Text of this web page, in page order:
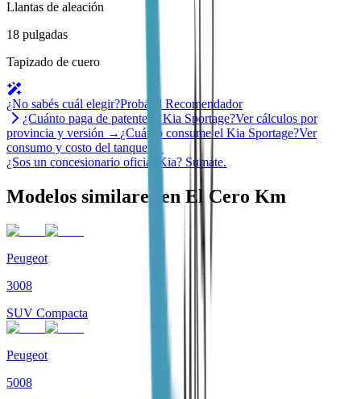
Llantas de aleación
18 pulgadas
Tapizado de cuero
¿No sabés cuál elegir?Probá el Recomendador
¿Cuánto paga de patente el Kia Sportage?Ver cálculos por
provincia y versión → ¿Cuánto consume el Kia Sportage?Ver
consumo y costo del tanque →
¿Sos un concesionario oficial
Kia? Sumate.
Modelos similares en El Cero Km
Peugeot
3008
SUV Compacta
Peugeot
5008